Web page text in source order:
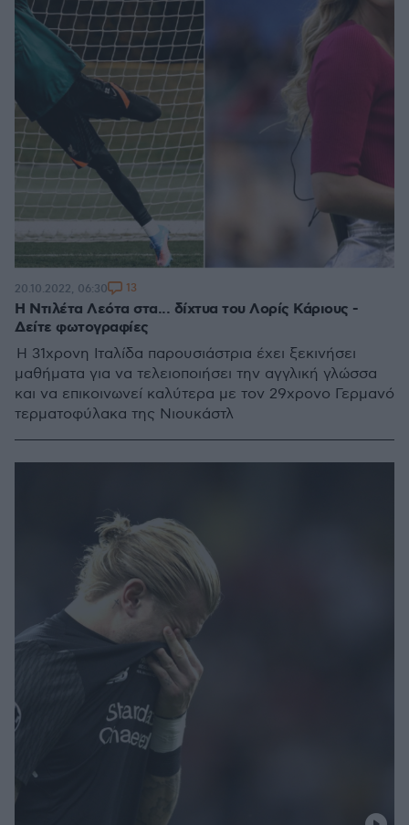
Η Ντιλέτα Λεότα στα... δίχτυα του Λορίς Κάριους -
Δείτε φωτογραφίες
H 31χρονη Ιταλίδα παρουσιάστρια έχει ξεκινήσει
μαθήματα για να τελειοποιήσει την αγγλική γλώσσα
και να επικοινωνεί καλύτερα με τον 29χρονο Γερμανό
τερματοφύλακα της Νιουκάστλ
20.10.2022, 06:30 13